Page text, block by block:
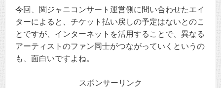
今回、関ジャニコンサート運営側に問い合わせたエイ
ターによると、チケット払い戻しの予定はないとのこ
とですが、インターネットを活用することで、異なる
アーティストのファン同士がつながっていくというの
も、面白いですよね。
スポンサーリンク